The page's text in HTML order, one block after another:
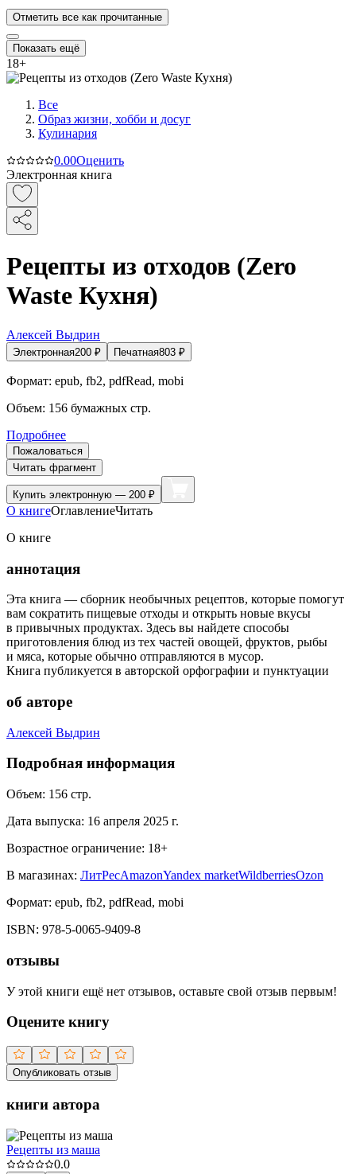
Отметить все как прочитанные
Показать ещё
18+
Все
Образ жизни, хобби и досуг
Кулинария
0.00Оценить
Электронная книга
Рецепты из отходов (Zero
Waste Кухня)
Алексей Выдрин
Электронная200 ₽ Печатная803 ₽
Формат: epub, fb2, pdfRead, mobi
Объем: 156 бумажных стр.
Подробнее
Пожаловаться
Читать фрагмент
Купить электронную — 200 ₽
О книгеОглавлениеЧитать
О книге
аннотация
Эта книга — сборник необычных рецептов, которые помогут
вам сократить пищевые отходы и открыть новые вкусы
в привычных продуктах. Здесь вы найдете способы
приготовления блюд из тех частей овощей, фруктов, рыбы
и мяса, которые обычно отправляются в мусор.
Книга публикуется в авторской орфографии и пунктуации
об авторе
Алексей Выдрин
Подробная информация
Объем: 156 стр.
Дата выпуска: 16 апреля 2025 г.
Возрастное ограничение: 18+
В магазинах: ЛитРесAmazonYandex marketWildberriesOzon
Формат: epub, fb2, pdfRead, mobi
ISBN: 978-5-0065-9409-8
отзывы
У этой книги ещё нет отзывов, оставьте свой отзыв первым!
Оцените книгу
Опубликовать отзыв
книги автора
Рецепты из маша
0.0